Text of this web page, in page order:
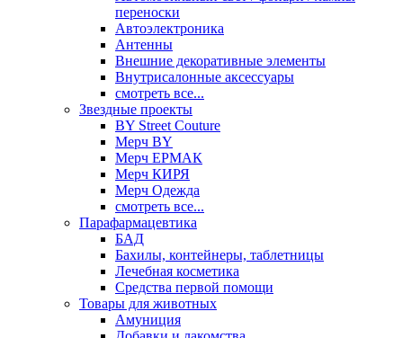
переноски
Автоэлектроника
Антенны
Внешние декоративные элементы
Внутрисалонные аксессуары
смотреть все...
Звездные проекты
BY Street Couture
Мерч BY
Мерч ЕРМАК
Мерч КИРЯ
Мерч Одежда
смотреть все...
Парафармацевтика
БАД
Бахилы, контейнеры, таблетницы
Лечебная косметика
Средства первой помощи
Товары для животных
Амуниция